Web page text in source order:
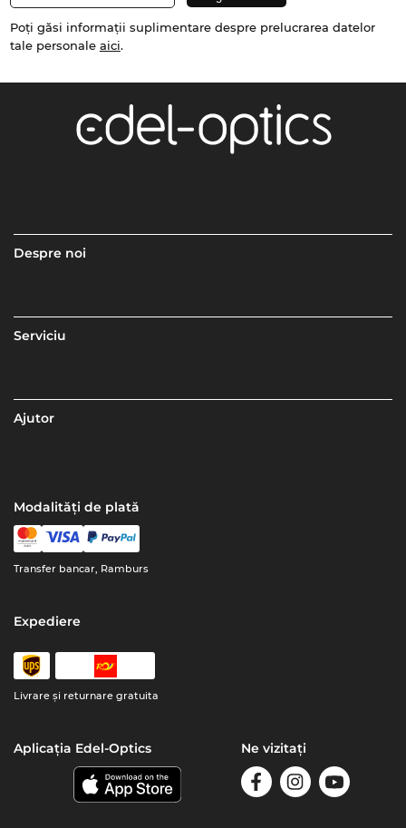
Poți găsi informații suplimentare despre prelucrarea datelor
tale personale aici.
Despre noi
Serviciu
Ajutor
Modalități de plată
Transfer bancar, Ramburs
Expediere
Livrare şi returnare gratuita
Aplicația Edel-Optics Ne vizitați